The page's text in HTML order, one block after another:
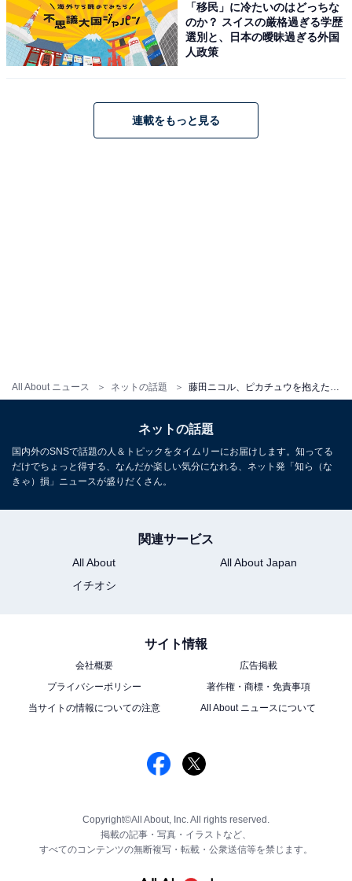
All About ニュース ネットの話題
「移民」に冷たいのはどっちな
のか？ スイスの厳格過ぎる学歴
選別と、日本の曖昧過ぎる外国
人政策
連載をもっと見る
ネットの話題
国内外のSNSで話題の人＆トピックをタイムリーにお届けします。知ってる
だけでちょっと得する、なんだか楽しい気分になれる、ネット発「知ら（な
きゃ）損」ニュースが盛りだくさん。
関連サービス
All About
All About Japan
イチオシ
サイト情報
会社概要
広告掲載
プライバシーポリシー
著作権・商標・免責事項
当サイトの情報についての注意
All About ニュースについて
Copyright©All About, Inc. All rights reserved.
掲載の記事・写真・イラストなど、
すべてのコンテンツの無断複写・転載・公衆送信等を禁じます。